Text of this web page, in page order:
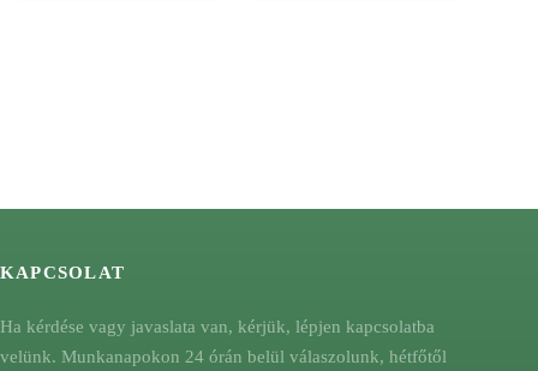
KAPCSOLAT
Ha kérdése vagy javaslata van, kérjük, lépjen kapcsolatba
velünk. Munkanapokon 24 órán belül válaszolunk, hétfőtől